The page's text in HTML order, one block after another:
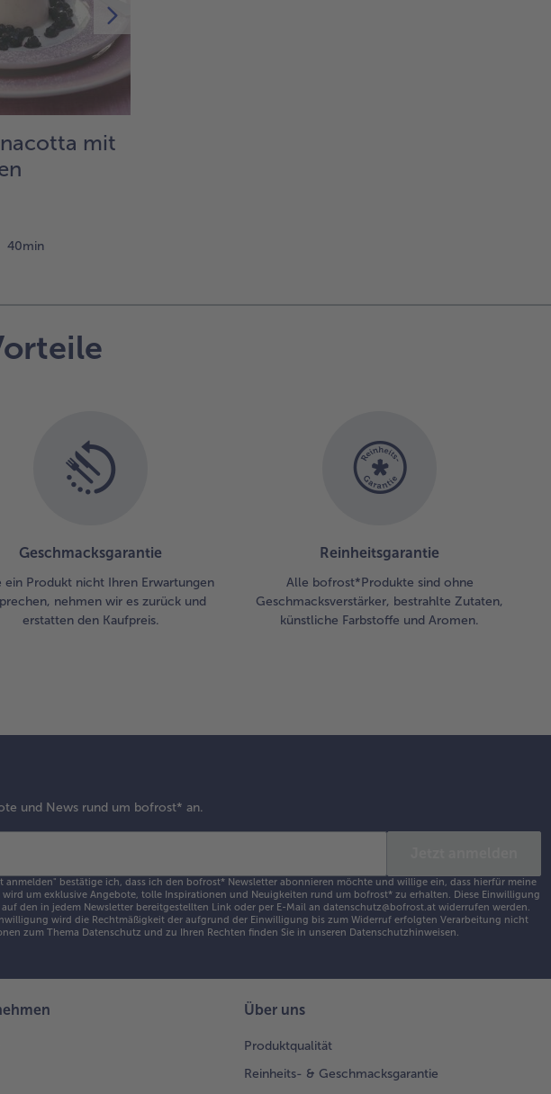
kurz
mit
40min
Geschmacksgarantie
ein Produkt nicht Ihren Erwartungen
nehmen wir es zurück und
erstatten den Kaufpreis.
Reinheitsgarantie
Alle bofrost*Produkte sind ohne
Geschmacksverstärker, bestrahlte Zutaten,
künstliche Farbstoffe und Aromen.
und News rund um bofrost* an.
anmelden" bestätige ich, dass ich den bofrost* Newsletter abonnieren möchte und willige ein, dass hierfür meine
wird um exklusive Angebote, tolle Inspirationen und Neuigkeiten rund um bofrost* zu erhalten. Diese Einwilligung
den in jedem Newsletter bereitgestellten Link oder per E-Mail an datenschutz@bofrost.at widerrufen werden.
wird die Rechtmäßigkeit der aufgrund der Einwilligung bis zum Widerruf erfolgten Verarbeitung nicht
zum Thema Datenschutz und zu Ihren Rechten finden Sie in unseren Datenschutzhinweisen.
Über uns
Produktqualität
Reinheits- & Geschmacksgarantie